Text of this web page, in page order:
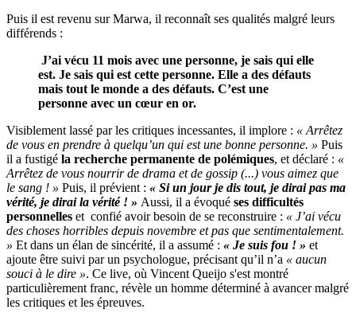
Puis il est revenu sur Marwa, il reconnaît ses qualités malgré leurs
différends :
J’ai vécu 11 mois avec une personne, je sais qui elle
est. Je sais qui est cette personne. Elle a des défauts
mais tout le monde a des défauts. C’est une
personne avec un cœur en or.
Visiblement lassé par les critiques incessantes, il implore : « Arrêtez
de vous en prendre à quelqu’un qui est une bonne personne. » Puis
il a fustigé la recherche permanente de polémiques, et déclaré : «
Arrêtez de vous nourrir de drama et de gossip (...) vous aimez que
le sang ! » Puis, il prévient : « Si un jour je dis tout, je dirai pas ma
vérité, je dirai la vérité ! » Aussi, il a évoqué ses difficultés
personnelles et confié avoir besoin de se reconstruire : « J’ai vécu
des choses horribles depuis novembre et pas que sentimentalement.
» Et dans un élan de sincérité, il a assumé : « Je suis fou ! » et
ajoute être suivi par un psychologue, précisant qu’il n’a « aucun
souci à le dire ». Ce live, où Vincent Queijo s'est montré
particulièrement franc, révèle un homme déterminé à avancer malgré
les critiques et les épreuves.